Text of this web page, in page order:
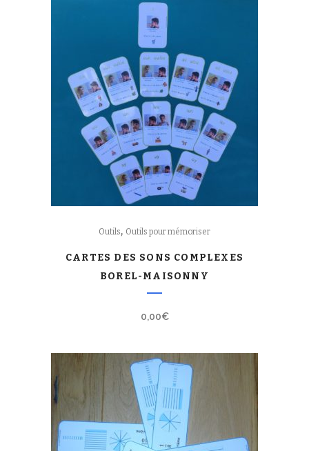
Outils, Outils pour mémoriser
CARTES DES SONS COMPLEXES
BOREL-MAISONNY
0,00€